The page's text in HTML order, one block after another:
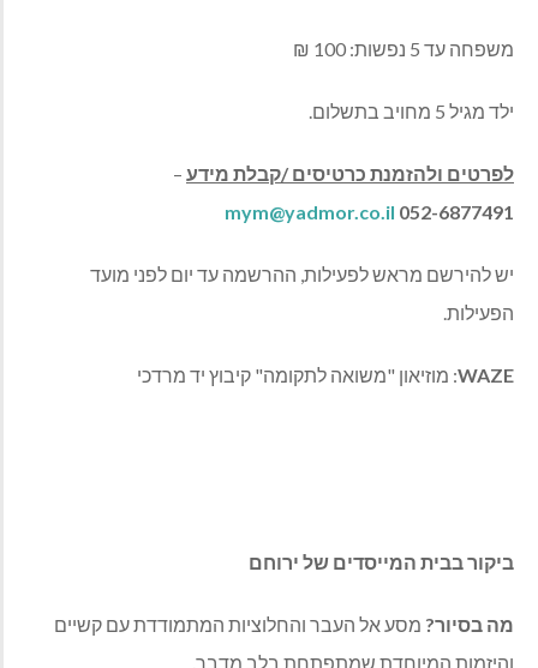
משפחה עד 5 נפשות: 100 ₪
ילד מגיל 5 מחויב בתשלום.
לפרטים ולהזמנת כרטיסים /קבלת מידע–
mym@yadmor.co.il052-6877491
יש להירשם מראש לפעילות, ההרשמה עד יום לפני מועד
הפעילות.
WAZE: מוזיאון "משואה לתקומה" קיבוץ יד מרדכי
ביקור בבית המייסדים של ירוחם
מה בסיור?מסע אל העבר והחלוציות המתמודדת עם קשיים
והיזמות המיוחדת שמתפתחת בלב מדבר.